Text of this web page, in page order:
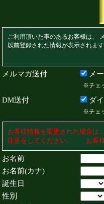
ご利用頂いた事のあるお客様は、
以前登録された情報が表示されます
メルマガ送付 メー
※チェ
DM送付 ダイ
※チェ
お客様情報を変更された場合は
注意をしてください。 お客様
お名前
お名前(カナ)
誕生日
性別